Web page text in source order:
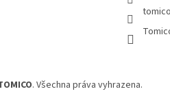
. Všechna práva vyhrazena.